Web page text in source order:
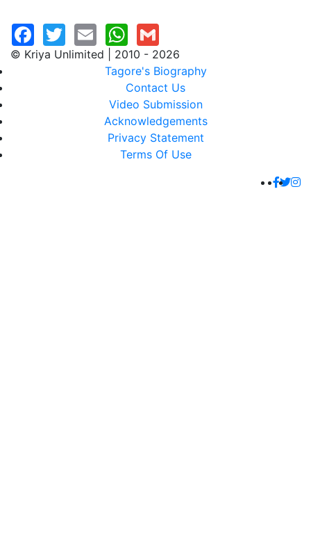
© Kriya Unlimited | 2010 - 2026
Tagore's Biography
Contact Us
Video Submission
Acknowledgements
Privacy Statement
Terms Of Use